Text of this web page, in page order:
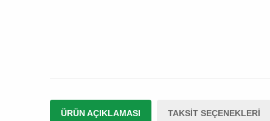
ÜRÜN AÇIKLAMASI TAKSIT SEÇENEKLERI